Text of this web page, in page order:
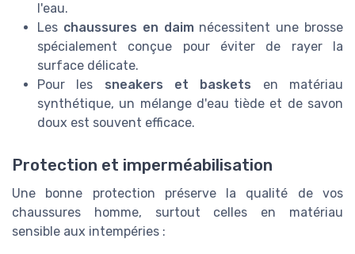
l'eau.
Les chaussures en daimnécessitent une brosse
spécialement conçue pour éviter de rayer la
surface délicate.
Pour les sneakers et baskets en matériau
synthétique, un mélange d'eau tiède et de savon
doux est souvent efficace.
Protection et imperméabilisation
Une bonne protection préserve la qualité de vos
chaussures homme, surtout celles en matériau
sensible aux intempéries :